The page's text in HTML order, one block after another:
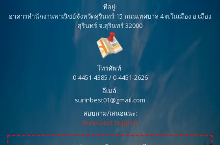
ที่อยู่:
อาคารสำนักงานพาณิชย์จังหวัดสุรินทร์ 15 ถนนเทศบาล 4 ต.ในเมือง อ.เมือง
สุรินทร์ จ.สุรินทร์ 32000
โทรศัพท์:
0-4451-4385 / 0-4451-2626
อีเมล์:
surinbest01@gmail.com
สอบถาม/เสนอแนะ:
Surin best Support